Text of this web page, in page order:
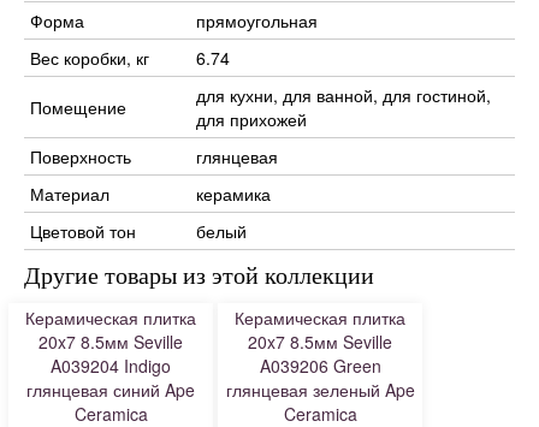
Форма
прямоугольная
Вес коробки, кг
6.74
Помещение
для кухни, для ванной, для гостиной,
для прихожей
Поверхность
глянцевая
Материал
керамика
Цветовой тон
белый
Другие товары из этой коллекции
Керамическая плитка
20x7 8.5мм Seville
A039204 Indigo
глянцевая синий Ape
Ceramica
Керамическая плитка
20x7 8.5мм Seville
A039206 Green
глянцевая зеленый Ape
Ceramica